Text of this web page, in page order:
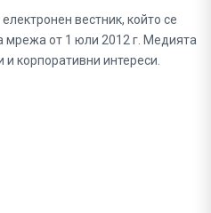
вестник, който се
мрежа от 1 юли 2012 г. Медията
и корпоративни интереси.